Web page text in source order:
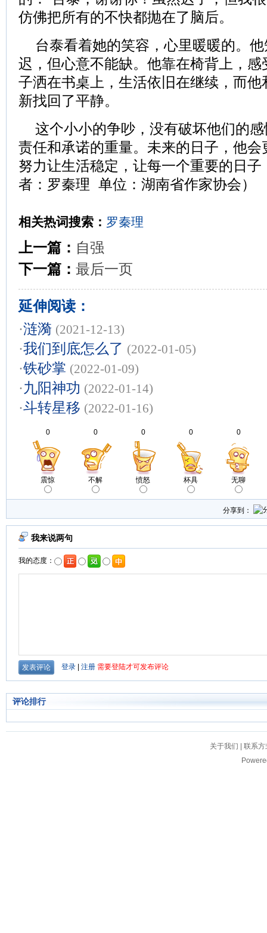
仿佛把所有的不快都抛在了脑后。
台泰看着她的笑容，心里暖暖的。
迟，但心意不能缺。他靠在椅背上，
子洒在书桌上，生活依旧在继续，而
新找回了平静。
这个小小的争吵，没有破坏他们的
责任和承诺的重量。未来的日子，他
努力让生活稳定，让每一个重要的日
者：罗秦理 单位：湖南省作家协会）
相关热词搜索： 罗秦理
上一篇： 自强
下一篇： 最后一页
延伸阅读：
·涟漪 (2021-12-13)
·我们到底怎么了 (2022-01-05)
·铁砂掌 (2022-01-09)
·九阳神功 (2022-01-14)
·斗转星移 (2022-01-16)
0
震惊
0
不解
0
愤怒
0
杯具
0
无聊
分享到：
评论排行
关于我们
联系方